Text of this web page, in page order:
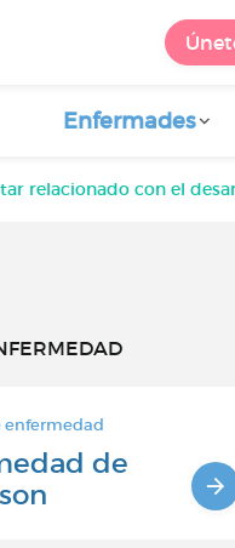
Enfermades
relacionado con el
enfermedad
de